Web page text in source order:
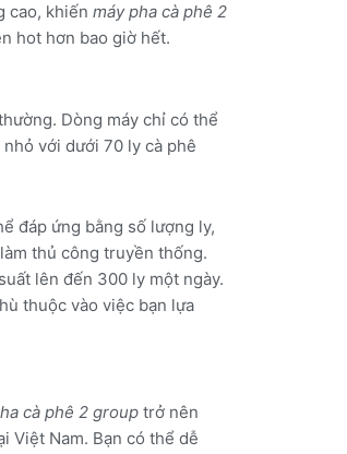
cao, khiến máy pha cà phê 2
hot hơn bao giờ hết.
Dòng máy chỉ có thể
với dưới 70 ly cà phê
đáp ứng bằng số lượng ly,
thủ công truyền thống.
lên đến 300 ly một ngày.
thuộc vào việc bạn lựa
cà phê 2 group trở nên
Việt Nam. Bạn có thể dễ